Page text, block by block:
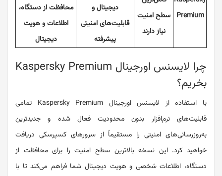
Premium سطح امنیت
نیاز دارند
دیجیتال و
قابلیت‌های امنیتی
پیشرفته
محافظت از دستگاه،
اطلاعات و هویت
دیجیتال
چرا لایسنس اورجینال Kaspersky Premium
بخریم؟
با استفاده از لایسنس اورجینال Kaspersky Premium تمامی
قابلیت‌های نرم‌افزار بدون محدودیت فعال شده و جدیدترین
به‌روزرسانی‌های امنیتی را مستقیماً از سرورهای کسپرسکی دریافت
خواهید کرد. این نسخه بالاترین سطح امنیت را برای محافظت از
دستگاه، اطلاعات شخصی و هویت دیجیتال شما فراهم می‌کند تا با